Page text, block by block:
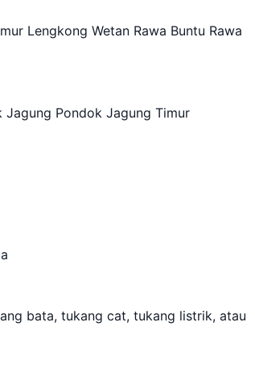
Lengkong Wetan Rawa Buntu Rawa
Jagung Pondok Jagung Timur
bata, tukang cat, tukang listrik, atau